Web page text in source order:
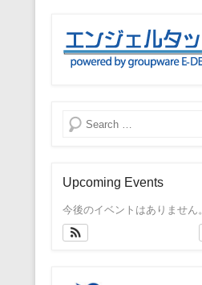
検索
Upcoming Events
今後のイベントはありません。